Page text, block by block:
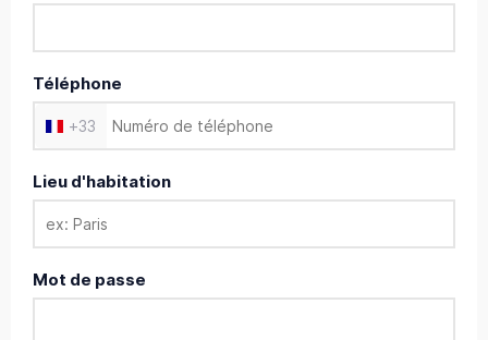
Téléphone
+33
Lieu d'habitation
Mot de passe